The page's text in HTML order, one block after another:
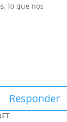
lo que nos
Responder